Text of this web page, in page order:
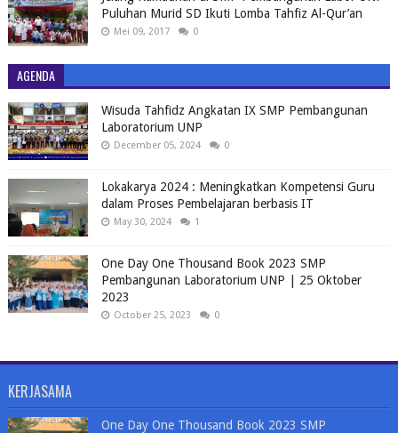
Puluhan Murid SD Ikuti Lomba Tahfiz Al-Qur’an
Mei 09, 2017 0
AGENDA
Wisuda Tahfidz Angkatan IX SMP Pembangunan
Laboratorium UNP
December 05, 2024 0
Lokakarya 2024 : Meningkatkan Kompetensi Guru
dalam Proses Pembelajaran berbasis IT
May 30, 2024 1
One Day One Thousand Book 2023 SMP
Pembangunan Laboratorium UNP | 25 Oktober
2023
October 25, 2023 0
KERJASAMA
One Day One Thousand Book 2023 SMP